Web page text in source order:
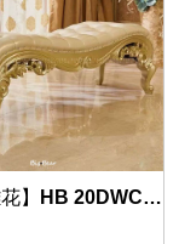
【歐式雕花】HB 20DWC 床尾凳 (華麗金)